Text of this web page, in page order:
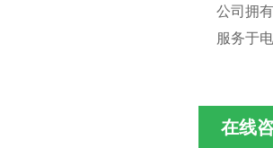
公司拥
服务于
在线